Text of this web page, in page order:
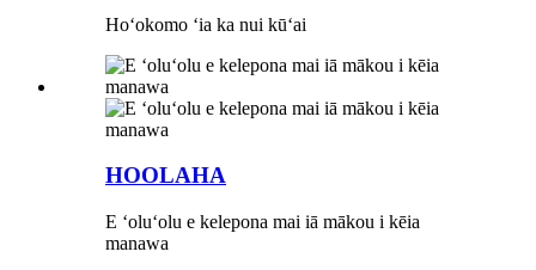
Hoʻokomo ʻia ka nui kūʻai
HOOLAHA
E ʻoluʻolu e kelepona mai iā mākou i kēia
manawa